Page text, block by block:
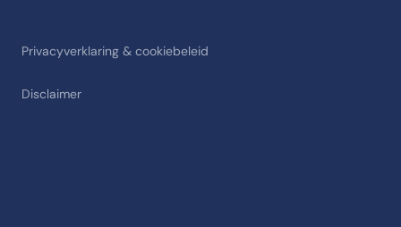
Privacyverklaring & cookiebeleid
Disclaimer